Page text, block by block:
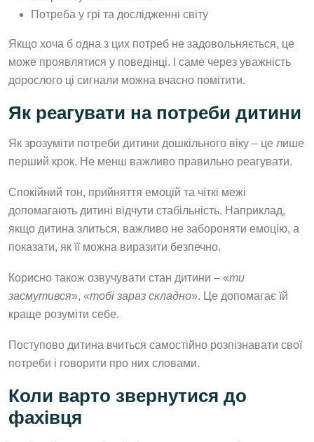
Потреба у грі та дослідженні світу
Якщо хоча б одна з цих потреб не задовольняється, це
може проявлятися у поведінці. І саме через уважність
дорослого ці сигнали можна вчасно помітити.
Як реагувати на потреби дитини
Як зрозуміти потреби дитини дошкільного віку – це лише
перший крок. Не менш важливо правильно реагувати.
Спокійний тон, прийняття емоцій та чіткі межі
допомагають дитині відчути стабільність. Наприклад,
якщо дитина злиться, важливо не забороняти емоцію, а
показати, як її можна виразити безпечно.
Корисно також озвучувати стан дитини – «ти
засмутився», «тобі зараз складно». Це допомагає їй
краще розуміти себе.
Поступово дитина вчиться самостійно розпізнавати свої
потреби і говорити про них словами.
Коли варто звернутися до
фахівця